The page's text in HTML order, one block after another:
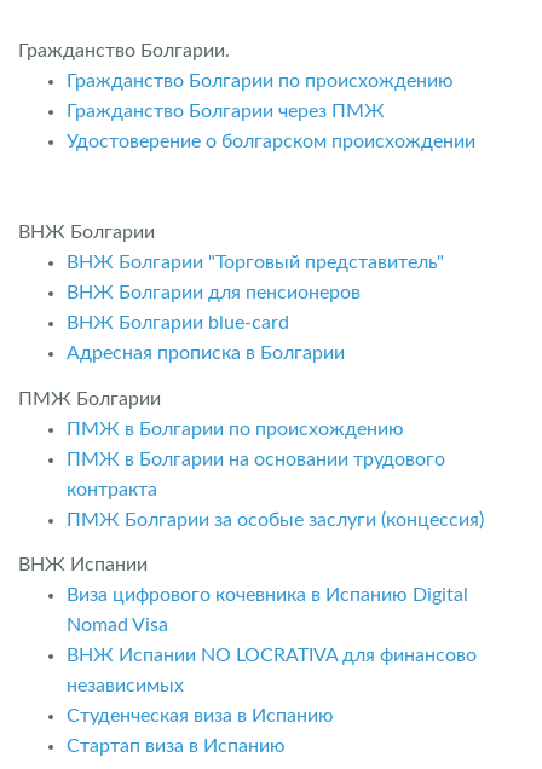
Гражданство Болгарии.
Гражданство Болгарии по происхождению
Гражданство Болгарии через ПМЖ
Удостоверение о болгарском происхождении
ВНЖ Болгарии
ВНЖ Болгарии "Торговый представитель"
ВНЖ Болгарии для пенсионеров
ВНЖ Болгарии blue-card
Адресная прописка в Болгарии
ПМЖ Болгарии
ПМЖ в Болгарии по происхождению
ПМЖ в Болгарии на основании трудового
контракта
ПМЖ Болгарии за особые заслуги (концессия)
ВНЖ Испании
Виза цифрового кочевника в Испанию Digital
Nomad Visa
ВНЖ Испании NO LOCRATIVA для финансово
независимых
Студенческая виза в Испанию
Стартап виза в Испанию